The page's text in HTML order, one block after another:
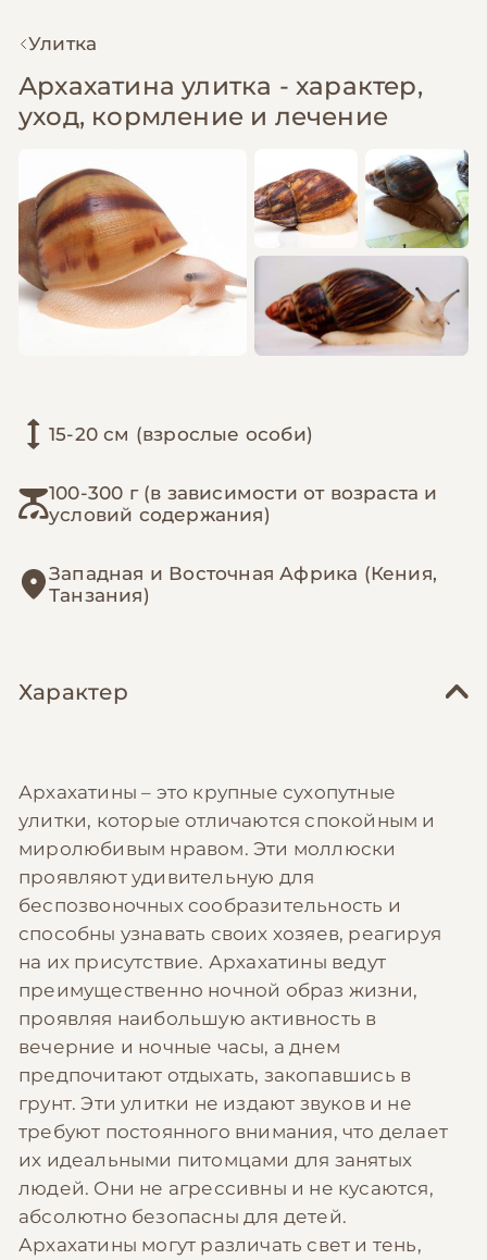
Улитка
Архахатина улитка - характер,
уход, кормление и лечение
15-20 см (взрослые особи)
100-300 г (в зависимости от возраста и
условий содержания)
Западная и Восточная Африка (Кения,
Танзания)
Характер
Архахатины – это крупные сухопутные
улитки, которые отличаются спокойным и
миролюбивым нравом. Эти моллюски
проявляют удивительную для
беспозвоночных сообразительность и
способны узнавать своих хозяев, реагируя
на их присутствие. Архахатины ведут
преимущественно ночной образ жизни,
проявляя наибольшую активность в
вечерние и ночные часы, а днем
предпочитают отдыхать, закопавшись в
грунт. Эти улитки не издают звуков и не
требуют постоянного внимания, что делает
их идеальными питомцами для занятых
людей. Они не агрессивны и не кусаются,
абсолютно безопасны для детей.
Архахатины могут различать свет и тень,